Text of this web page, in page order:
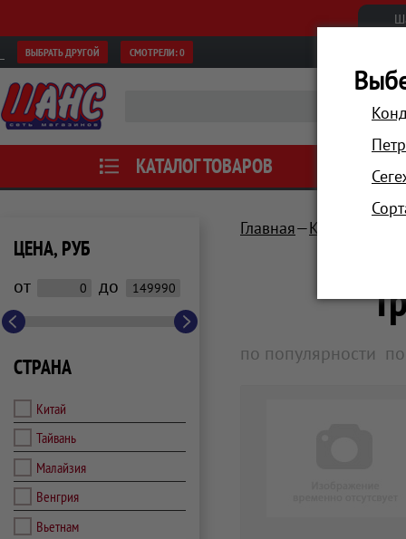
ВЫБРАТЬ ДРУГОЙ СМОТРЕЛИ:0
КАТАЛОГ ТОВАРОВ АКЦИИ
ЦЕНА, РУБ
от до
СТРАНА
Китай
Тайвань
Малайзия
Венгрия
Вьетнам
Главная Компьютеры
по популярности